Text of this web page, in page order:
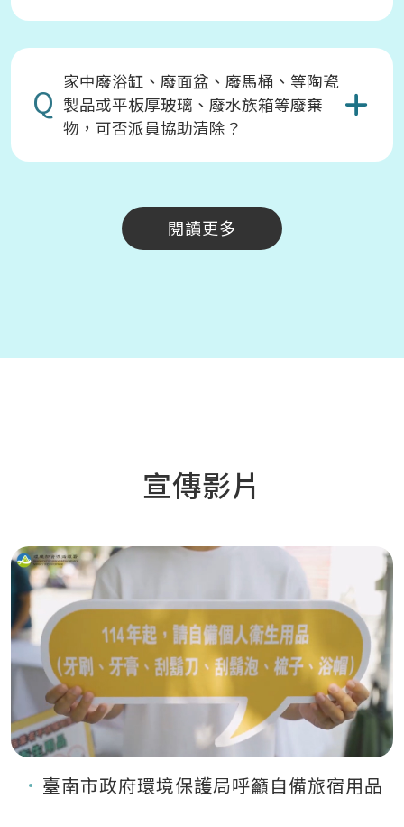
Q 家中廢浴缸、廢面盆、廢馬桶、等陶瓷
製品或平板厚玻璃、廢水族箱等廢棄
物，可否派員協助清除？
閱讀更多
宣傳影片
臺南市政府環境保護局呼籲自備旅宿用品